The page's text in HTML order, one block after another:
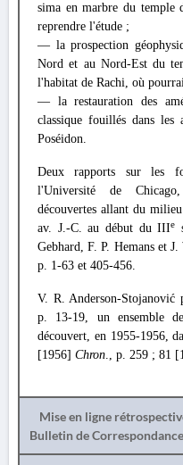
sima en marbre du temple
reprendre l'étude ;
— la prospection
Nord et au Nord-Est du
l'habitat de Rachi, où
— la restauration des
classique fouillés dans
Poséidon.
Deux rapports sur les
l'Université de
découvertes allant du
av. J.-C. au début du IIIe
Gebhard, F. P. Hemans et J.
p. 1-63 et 405-456.
V. R. Anderson-Stojanović
p. 13-19, un ensemble
découvert, en 1955-1956,
[1956] Chron., p. 259 ; 81
Mise en ligne
Bulletin de